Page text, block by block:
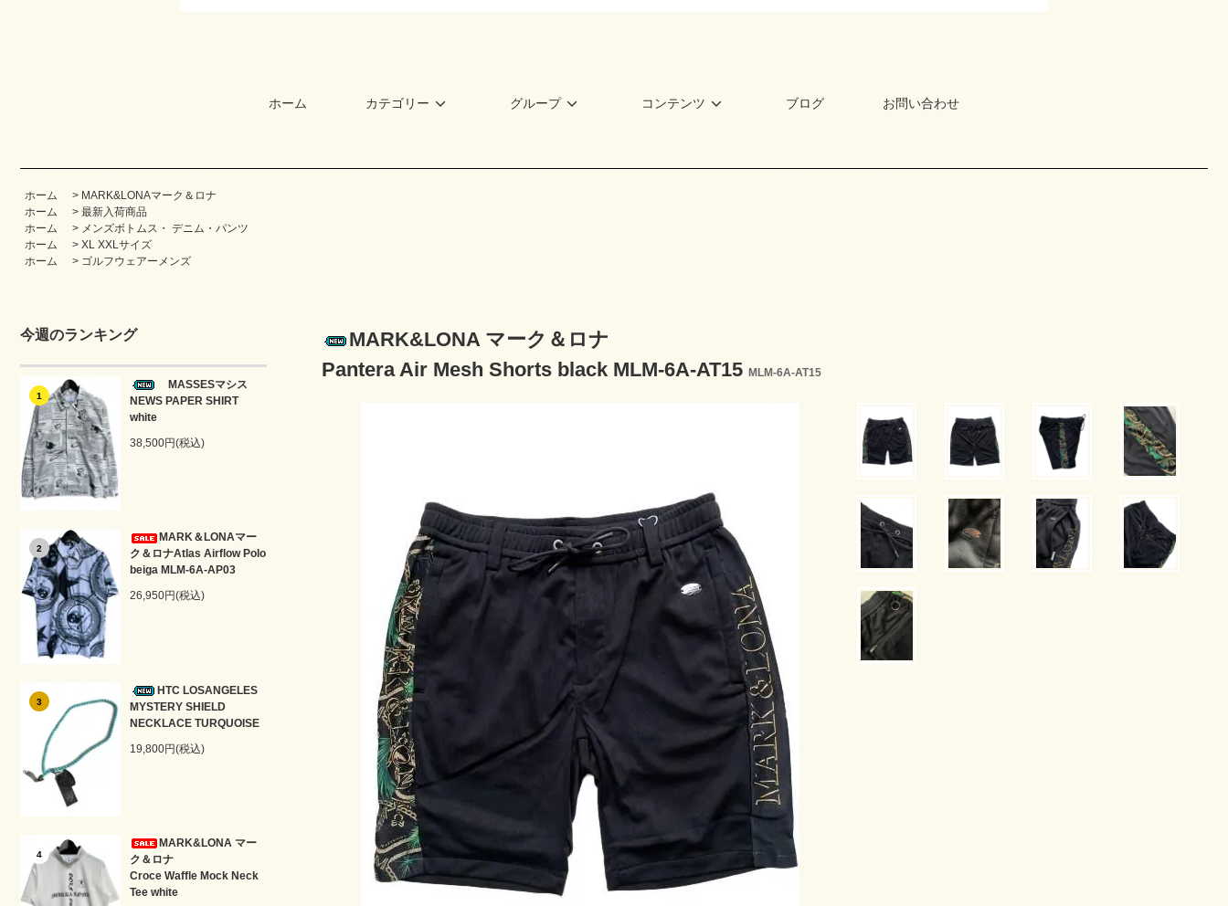
ホーム カテゴリー グループ コンテンツ ブログ お問い合わせ
ホーム > MARK&LONAマーク＆ロナ
ホーム
> 最新入荷商品
ホーム
> メンズボトムス・ デニム・パンツ
ホーム
> XL XXLサイズ
ホーム
> ゴルフウェアーメンズ
今週のランキング
1
MASSESマシス
NEWS PAPER SHIRT
white
38,500円(税込)
2
MARK＆LONAマー
ク＆ロナAtlas Airflow Polo
beiga MLM-6A-AP03
26,950円(税込)
3
HTC LOSANGELES
MYSTERY SHIELD
NECKLACE TURQUOISE
19,800円(税込)
4
MARK&LONA マー
ク＆ロナ
Croce Waffle Mock Neck
Tee white
MARK&LONA マーク＆ロナ
Pantera Air Mesh Shorts black MLM-6A-AT15 MLM-6A-AT15